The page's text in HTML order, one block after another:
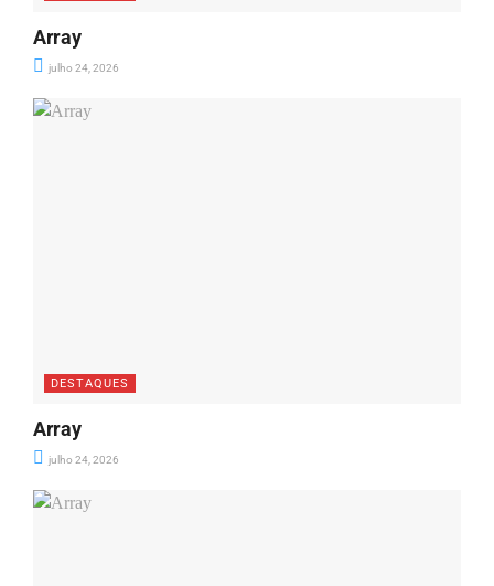
Array
julho 24, 2026
DESTAQUES
Array
julho 24, 2026